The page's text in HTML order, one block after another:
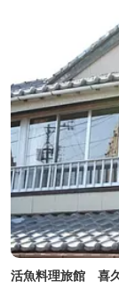
活魚料理旅館 喜